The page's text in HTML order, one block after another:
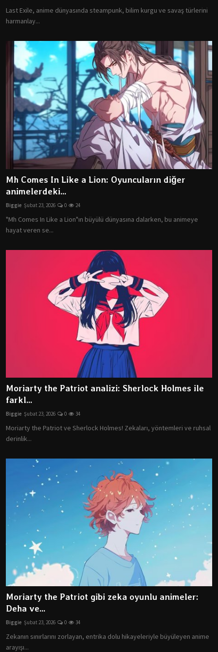
Last Exile, anime dünyasında steampunk, bilim kurgu ve savaş türlerini
harmanlay...
Mh Comes In Like a Lion: Oyuncuların diğer
animelerdeki...
Biggie Şubat 23, 2026 0 24
"Mh Comes In Like a Lion"ın büyülü dünyasına dalarken, bu animeye
hayat veren se...
Moriarty the Patriot analizi: Sherlock Holmes ile
farkl...
Biggie Şubat 23, 2026 0 34
Moriarty the Patriot ve Sherlock Holmes! Zekaları, yöntemleri ve ruhsal
derinlik...
Moriarty the Patriot gibi zeka oyunlu animeler:
Deha ve...
Biggie Şubat 23, 2026 0 34
Zekanın sınırlarını zorlayan, entrika dolu hikayeleriyle büyüleyen anime
arayışı...